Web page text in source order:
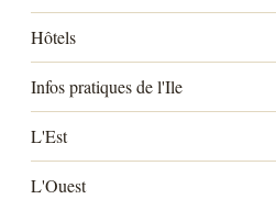
Hôtels
Infos pratiques de l'Ile
L'Est
L'Ouest